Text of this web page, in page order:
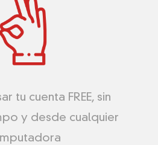
tu cuenta FREE, sin
y desde cualquier